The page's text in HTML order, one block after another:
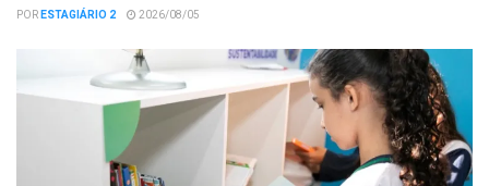
PORESTAGIÁRIO 2 2026/08/05